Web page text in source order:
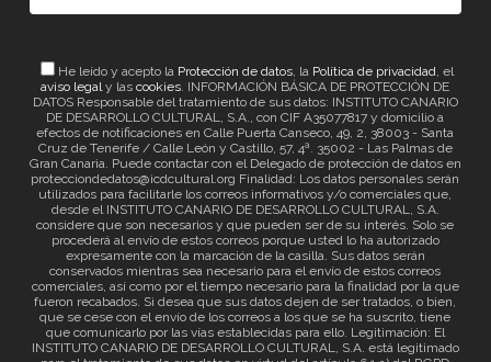
He leído y acepto la Protección de datos, la Política de privacidad, el
aviso legaly lascookies. INFORMACIÓN BÁSICA DE PROTECCIÓN DE
DATOS Responsable del tratamiento de sus datos: INSTITUTO CANARIO
DE DESARROLLO CULTURAL, S.A., con CIF A35077817 y domicilio a
efectos de notificaciones en Calle Puerta Canseco, 49, 2, 38003 - Santa
Cruz de Tenerife / Calle León y Castillo, 57, 4ª. 35002 - Las Palmas de
Gran Canaria. Puede contactar con el Delegado de protección de datos en
protecciondedatos@icdcultural.org Finalidad: Los datos personales serán
utilizados para facilitarle los correos informativos y/o comerciales que,
desde el INSTITUTO CANARIO DE DESARROLLO CULTURAL, S.A.
considere que son necesarios y que pueden ser de su interés. Solo se
procederá al envío de estos correos porque usted lo ha autorizado
expresamente con la marcación de la casilla. Sus datos serán
conservados mientras sea necesario para el envío de estos correos
comerciales, así como por el tiempo necesario para la finalidad por la que
fueron recabados. Si desea que sus datos dejen de ser tratados, o bien,
que se cese con el envío de los correos a los que se ha suscrito, tiene
que comunicarlo por las vías establecidas para ello. Legitimación: El
INSTITUTO CANARIO DE DESARROLLO CULTURAL, S.A. está legitimado